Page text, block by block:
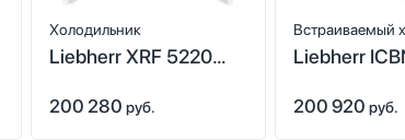
Холодильник
Liebherr XRF 5220
5220)
200 280 руб.
Встраиваемый
Liebherr
200 920 руб.